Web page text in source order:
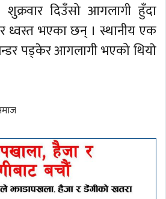
शुक्रवार दिउँसो आगलागी हुँदा
ध्वस्त भएका छन् । स्थानीय एक
पड्केर आगलागी भएको थियाे